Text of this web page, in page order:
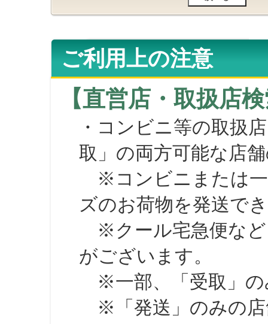
ご利用上の注意
【直営店・取扱店
・コンビニ等の取扱
取」の両方可能な店
※コンビニまたは一
ズのお荷物を発送で
※クール宅急便など
がございます。
※一部、「受取」の
※「発送」のみの店